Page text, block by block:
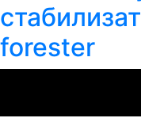
forester